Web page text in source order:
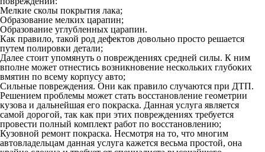
Мелкие сколы покрытия лака;
Образование мелких царапин;
Образование углубленных царапин.
Как правило, такой род дефектов довольно просто решается
путем полировки детали;
Далее стоит упомянуть о повреждениях средней силы. К ним
вполне может отнестись возникновение нескольких глубоких
вмятин по всему корпусу авто;
Сильные повреждения. Они как правило случаются при ДТП.
Решением проблемы может стать восстановление геометрии
кузова и дальнейшая его покраска. Данная услуга является
самой дорогой, так как при этих повреждениях требуется
провести полный комплект работ по восстановлению;
Кузовной ремонт покраска. Несмотря на то, что многим
автовладельцам данная услуга кажется весьма простой, она